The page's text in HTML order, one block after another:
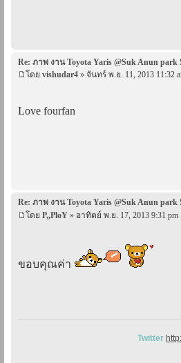
Re: ภาพ งาน Toyota Yaris @Suk Anun park
โดย vishudar4 » จันทร์ พ.ย. 11, 2013 11:32
Love fourfan
Re: ภาพ งาน Toyota Yaris @Suk Anun park
โดย P,,PloY » อาทิตย์ พ.ย. 17, 2013 9:31 pm
ขอบคุณค่า
Twitter